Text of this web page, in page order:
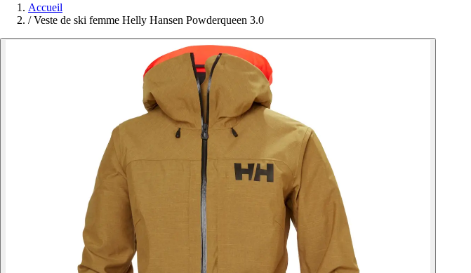
Accueil
/ Veste de ski femme Helly Hansen Powderqueen 3.0